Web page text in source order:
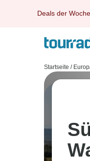
Deals der Woche
Startseite /